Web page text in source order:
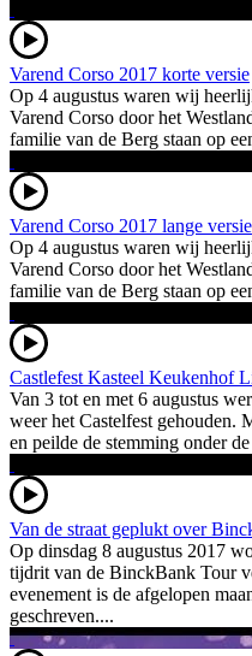
Varend Corso 2017 korte versie
Op 4 augustus waren wij
Varend Corso door het
familie van de Berg staan op
Varend Corso 2017 lange versie
Op 4 augustus waren wij
Varend Corso door het
familie van de Berg staan op
Castlefest Kasteel Keukenhof
Van 3 tot en met 6 augustus
weer het Castelfest gehouden.
en peilde de stemming onder
Van de straat geplukt over
Op dinsdag 8 augustus 2017
tijdrit van de BinckBank Tour
evenement is de afgelopen
geschreven....